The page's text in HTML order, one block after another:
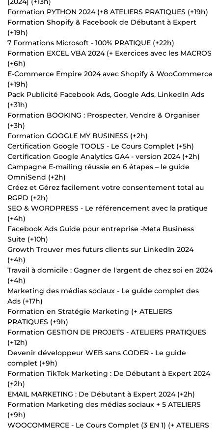
Formation PYTHON 2024 (+8 ATELIERS PRATIQUES (+19h)
Formation Shopify & Facebook de Débutant à Expert
(+19h)
7 Formations Microsoft - 100% PRATIQUE (+22h)
Formation EXCEL VBA 2024 (+ Exercices avec les MACROS
(+6h)
E-Commerce Empire 2024 avec Shopify & WooCommerce
(+19h)
Pack Publicité Facebook Ads, Google Ads, LinkedIn Ads
(+31h)
Formation BOOKING : Prospecter, Vendre & Organiser
(+3h)
Formation GOOGLE MY BUSINESS (+2h)
Certification Google TOOLS - Le Cours Complet (+5h)
Certification Google Analytics GA4 - version 2024 (+2h)
Campagne E-mailing réussie en 6 étapes – le guide
OmniSend (+2h)
Créez et Gérez facilement votre consentement total au
RGPD (+2h)
SEO & WORDPRESS - Le référencement avec la pratique
(+4h)
Facebook Ads Guide pour entreprise -Meta Business
Suite (+10h)
Growth Trouver mes futurs clients sur LinkedIn 2024
(+4h)
Travail à domicile : Gagner de l'argent de chez soi en 2024
(+4h)
Marketing des médias sociaux - Le guide complet des
Ads (+17h)
Formation en Stratégie Marketing (+ ATELIERS
PRATIQUES (+9h)
Formation GESTION DE PROJETS - ATELIERS PRATIQUES
(+12h)
Devenir développeur WEB sans CODER - Le guide
complet (+9h)
Formation TikTok Marketing : De Débutant à Expert 2024
(+2h)
EMAIL MARKETING : De Débutant à Expert 2024 (+2h)
Formation Marketing des médias sociaux + 5 ATELIERS
(+9h)
WOOCOMMERCE - Le Cours Complet (3 EN 1) (+ ATELIERS